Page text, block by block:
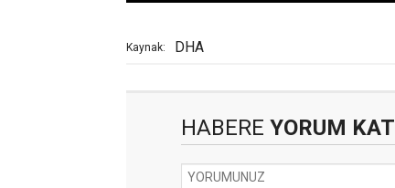
Kaynak: DHA
HABERE YORUM KAT